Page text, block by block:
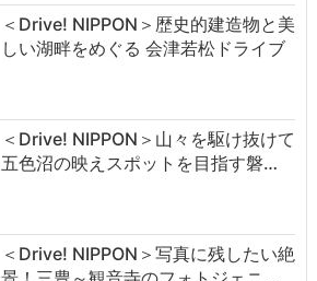
＜Drive! NIPPON＞歴史的建造物と美
しい湖畔をめぐる 会津若松ドライブ
＜Drive! NIPPON＞山々を駆け抜けて
五色沼の映えスポットを目指す磐…
＜Drive! NIPPON＞写真に残したい絶